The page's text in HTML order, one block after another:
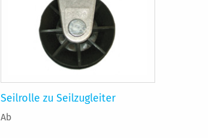
Seilrolle zu Seilzugleiter
Ab